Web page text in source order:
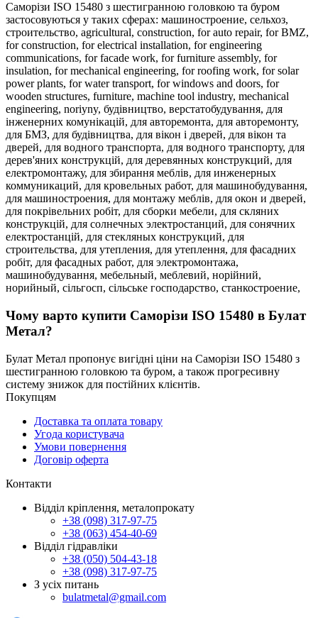
Саморізи ISO 15480 з шестигранною головкою та буром
застосовуються у таких сферах: машиностроение, сельхоз,
строительство, agricultural, construction, for auto repair, for BMZ,
for construction, for electrical installation, for engineering
communications, for facade work, for furniture assembly, for
insulation, for mechanical engineering, for roofing work, for solar
power plants, for water transport, for windows and doors, for
wooden structures, furniture, machine tool industry, mechanical
engineering, noriyny, будівництво, верстатобудування, для
інженерних комунікацій, для авторемонта, для авторемонту,
для БМЗ, для будівництва, для вікон і дверей, для вікон та
дверей, для водного транспорта, для водного транспорту, для
дерев'яних конструкцій, для деревянных конструкций, для
електромонтажу, для збирання меблів, для инженерных
коммуникаций, для кровельных работ, для машинобудування,
для машиностроения, для монтажу меблів, для окон и дверей,
для покрівельних робіт, для сборки мебели, для скляних
конструкцій, для солнечных электростанций, для сонячних
електростанцій, для стекляных конструкций, для
строительства, для утепления, для утеплення, для фасадних
робіт, для фасадных работ, для электромонтажа,
машинобудування, мебельный, меблевий, норійний,
норийный, сільгосп, сільське господарство, станкостроение,
Чому варто купити Саморізи ISO 15480 в Булат
Метал?
Булат Метал пропонує вигідні ціни на Саморізи ISO 15480 з
шестигранною головкою та буром, а також прогресивну
систему знижок для постійних клієнтів.
Покупцям
Доставка та оплата товару
Угода користувача
Умови повернення
Договір оферта
Контакти
Відділ кріплення, металопрокату
+38 (098) 317-97-75
+38 (063) 454-40-69
Відділ гідравліки
+38 (050) 504-43-18
+38 (098) 317-97-75
З усіх питань
bulatmetal@gmail.com